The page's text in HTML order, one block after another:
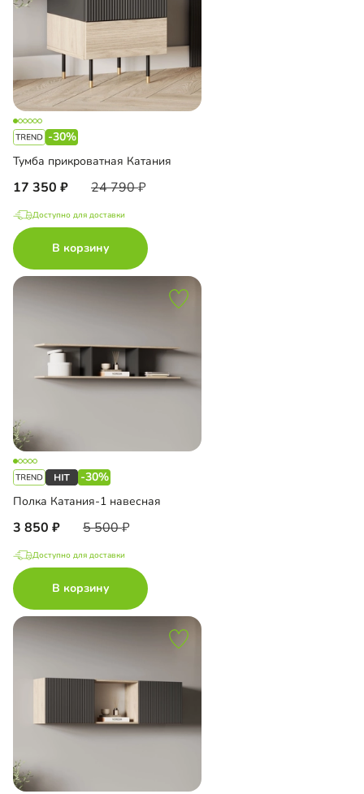
-30%
Тумба прикроватная Катания
17 350 24 790
Доступно для доставки
В корзину
-30%
Полка Катания-1 навесная
3 850 5 500
Доступно для доставки
В корзину